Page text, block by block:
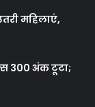
महिलाएं,
300 अंक टूटा;